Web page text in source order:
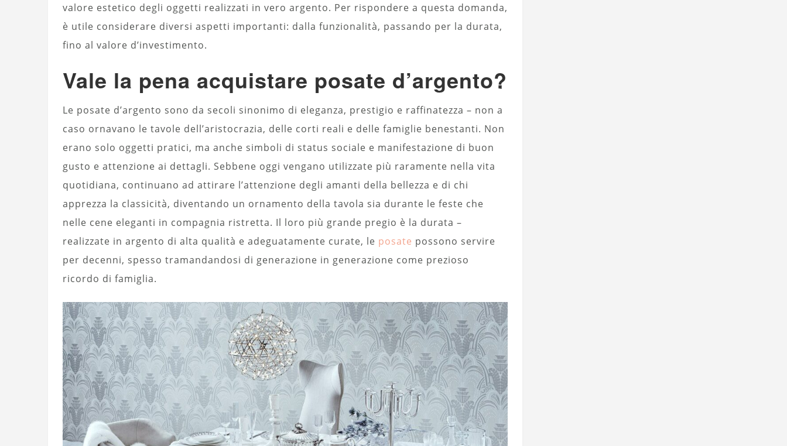
valore estetico degli oggetti realizzati in vero argento. Per rispondere a questa domanda,
è utile considerare diversi aspetti importanti: dalla funzionalità, passando per la durata,
fino al valore d’investimento.
Vale la pena acquistare posate d’argento?
Le posate d’argento sono da secoli sinonimo di eleganza, prestigio e raffinatezza – non a
caso ornavano le tavole dell’aristocrazia, delle corti reali e delle famiglie benestanti. Non
erano solo oggetti pratici, ma anche simboli di status sociale e manifestazione di buon
gusto e attenzione ai dettagli. Sebbene oggi vengano utilizzate più raramente nella vita
quotidiana, continuano ad attirare l’attenzione degli amanti della bellezza e di chi
apprezza la classicità, diventando un ornamento della tavola sia durante le feste che
nelle cene eleganti in compagnia ristretta. Il loro più grande pregio è la durata –
realizzate in argento di alta qualità e adeguatamente curate, le posate possono servire
per decenni, spesso tramandandosi di generazione in generazione come prezioso
ricordo di famiglia.